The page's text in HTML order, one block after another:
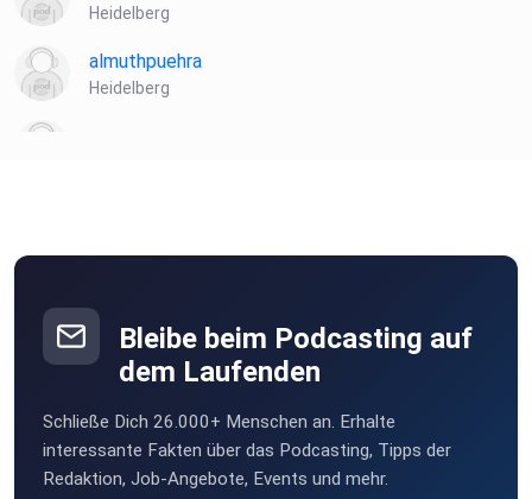
Heidelberg
almuthpuehra
Heidelberg
Bleibe beim Podcasting auf
dem Laufenden
Schließe Dich 26.000+ Menschen an. Erhalte
interessante Fakten über das Podcasting, Tipps der
Redaktion, Job-Angebote, Events und mehr.